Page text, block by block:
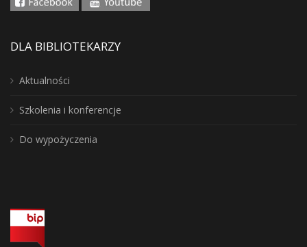
DLA BIBLIOTEKARZY
Aktualności
Szkolenia i konferencje
Do wypożyczenia